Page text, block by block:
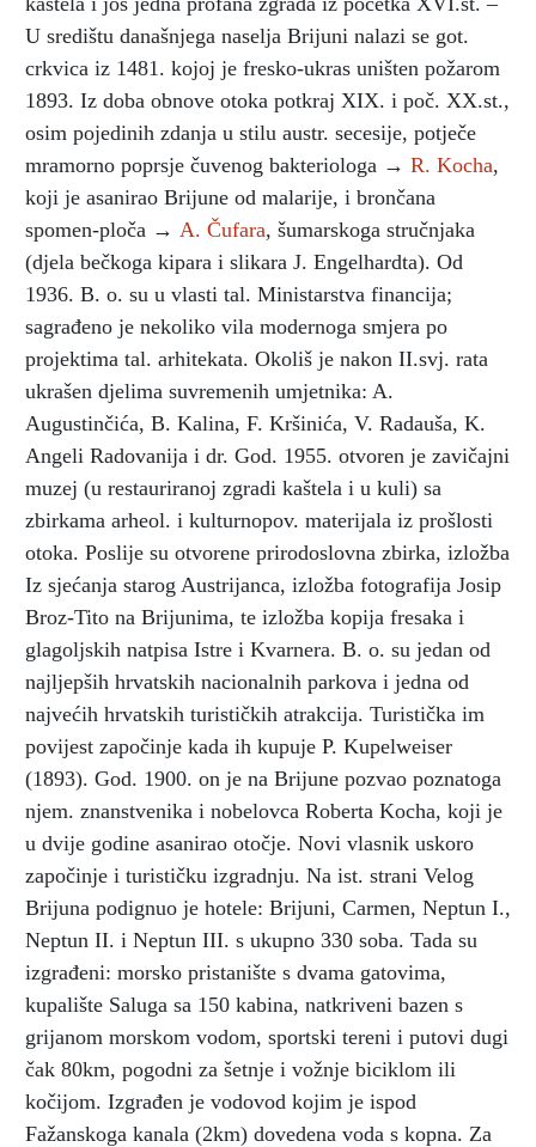
U središtu današnjega naselja Brijuni nalazi se got.
crkvica iz 1481. kojoj je fresko-ukras uništen požarom
1893. Iz doba obnove otoka potkraj XIX. i poč. XX.st.,
osim pojedinih zdanja u stilu austr. secesije, potječe
mramorno poprsje čuvenog bakteriologa → R. Kocha,
koji je asanirao Brijune od malarije, i brončana
spomen-ploča → A. Čufara, šumarskoga stručnjaka
(djela bečkoga kipara i slikara J. Engelhardta). Od
1936. B. o. su u vlasti tal. Ministarstva financija;
sagrađeno je nekoliko vila modernoga smjera po
projektima tal. arhitekata. Okoliš je nakon II.svj. rata
ukrašen djelima suvremenih umjetnika: A.
Augustinčića, B. Kalina, F. Kršinića, V. Radauša, K.
Angeli Radovanija i dr. God. 1955. otvoren je zavičajni
muzej (u restauriranoj zgradi kaštela i u kuli) sa
zbirkama arheol. i kulturnopov. materijala iz prošlosti
otoka. Poslije su otvorene prirodoslovna zbirka, izložba
Iz sjećanja starog Austrijanca, izložba fotografija Josip
Broz-Tito na Brijunima, te izložba kopija fresaka i
glagoljskih natpisa Istre i Kvarnera. B. o. su jedan od
najljepših hrvatskih nacionalnih parkova i jedna od
najvećih hrvatskih turističkih atrakcija. Turistička im
povijest započinje kada ih kupuje P. Kupelweiser
(1893). God. 1900. on je na Brijune pozvao poznatoga
njem. znanstvenika i nobelovca Roberta Kocha, koji je
u dvije godine asanirao otočje. Novi vlasnik uskoro
započinje i turističku izgradnju. Na ist. strani Velog
Brijuna podignuo je hotele: Brijuni, Carmen, Neptun I.,
Neptun II. i Neptun III. s ukupno 330 soba. Tada su
izgrađeni: morsko pristanište s dvama gatovima,
kupalište Saluga sa 150 kabina, natkriveni bazen s
grijanom morskom vodom, sportski tereni i putovi dugi
čak 80km, pogodni za šetnje i vožnje biciklom ili
kočijom. Izgrađen je vodovod kojim je ispod
Fažanskoga kanala (2km) dovedena voda s kopna. Za